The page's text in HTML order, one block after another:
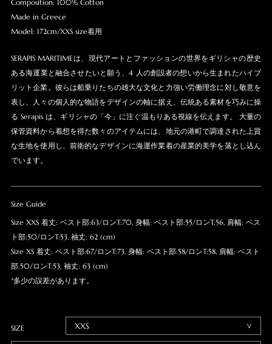
Composition: 100% Cotton
Made in Greece
Model: 172cm/XXS size着用
SERAPIS MARITIMEは、現代アートとファッションの世界をギリシャの歴史
ある海運業と融合させたいと願う、4 人の創設者の想いから生まれたハイブ
リット企業。彼らは船乗りたちの雄大な文化と力強い労働理念に対し敬意を
表し、人々の個人的な物語をデザインの軸に据え、伝統ある素材を巧みに操
る Serapis は、ギリシャの「今」に注ぐ温もりある視線を伝えます。 大量の
保管資料から着想を得た数々のアイテムには、地元の港町で調達された上質
な生地を使用し、前衛的なデザインに海運作業着の産業的美学を落とし込ん
でいます。
SIZE
Size Guide
Size XXS 着丈: ベスト部:63/ロンT:70, 身幅: ベスト部:55/ロンT:56, 肩幅: ベス
ト部:50/ロンT:53, 袖丈: 62 (cm)
Size XS 着丈: ベスト部:67/ロンT:73, 身幅: ベスト部:58/ロンT:58, 肩幅: ベスト
部:50/ロンT:53, 袖丈: 63 (cm)
*多少の誤差があります。